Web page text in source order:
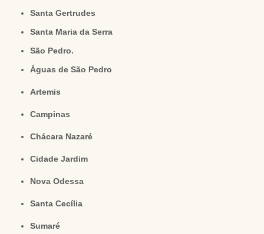
Santa Gertrudes
Santa Maria da Serra
São Pedro.
Águas de São Pedro
Artemis
Campinas
Chácara Nazaré
Cidade Jardim
Nova Odessa
Santa Cecília
Sumaré